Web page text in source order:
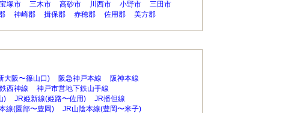
宝塚市 三木市 高砂市 川西市 小野市
三田市
神崎郡 揖保郡 赤穂郡 佐用郡 美方郡
大阪〜篠山口) 阪急神戸本線
阪神本線
西神線
神戸市営地下鉄山手線
) JR姫新線(姫路〜佐用)
JR播但線
線(園部〜豊岡)
JR山陰本線(豊岡〜米子)